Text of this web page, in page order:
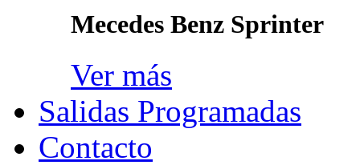
Mecedes Benz Sprinter
Ver más
Salidas Programadas
Contacto